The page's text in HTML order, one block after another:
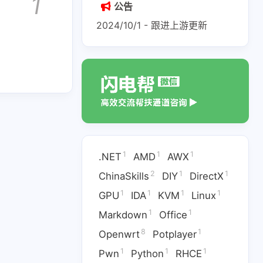
公告
2024/10/1 - 跟进上游更新
.NET 1 AMD 1 AWX 1
ChinaSkills 2 DIY 1 DirectX 1
GPU 1 IDA 1 KVM 1 Linux 1
Markdown 1 Office 1
Openwrt 8 Potplayer 1
Pwn 1 Python 1 RHCE 1